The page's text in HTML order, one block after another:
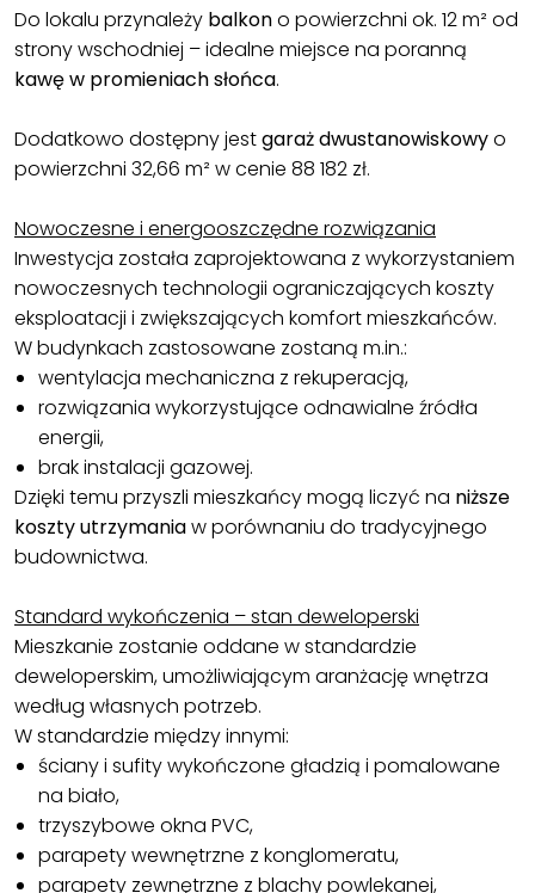
Do lokalu przynależy balkono powierzchni ok. 12 m² od
strony wschodniej – idealne miejsce na poranną
kawę w promieniach słońca.
Dodatkowo dostępny jestgaraż dwustanowiskowyo
powierzchni 32,66 m² w cenie 88 182 zł.
Nowoczesne i energooszczędne rozwiązania
Inwestycja została zaprojektowana z wykorzystaniem
nowoczesnych technologii ograniczających koszty
eksploatacji i zwiększających komfort mieszkańców.
W budynkach zastosowane zostaną m.in.:
wentylacja mechaniczna z rekuperacją,
rozwiązania wykorzystujące odnawialne źródła
energii,
brak instalacji gazowej.
Dzięki temu przyszli mieszkańcy mogą liczyć na niższe
koszty utrzymaniaw porównaniu do tradycyjnego
budownictwa.
Standard wykończenia – stan deweloperski
Mieszkanie zostanie oddane w standardzie
deweloperskim, umożliwiającym aranżację wnętrza
według własnych potrzeb.
W standardzie między innymi:
ściany i sufity wykończone gładzią i pomalowane
na biało,
trzyszybowe okna PVC,
parapety wewnętrzne z konglomeratu,
parapety zewnętrzne z blachy powlekanej,